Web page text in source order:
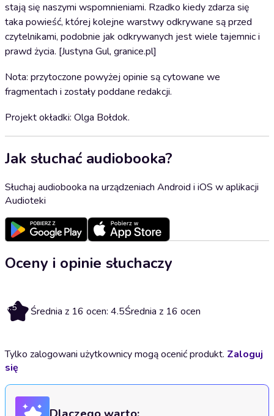
stają się naszymi wspomnieniami. Rzadko kiedy zdarza się
taka powieść, której kolejne warstwy odkrywane są przed
czytelnikami, podobnie jak odkrywanych jest wiele tajemnic i
prawd życia. [Justyna Gul, granice.pl]
Nota: przytoczone powyżej opinie są cytowane we
fragmentach i zostały poddane redakcji.
Projekt okładki: Olga Bołdok.
Jak słuchać audiobooka?
Słuchaj audiobooka na urządzeniach Android i iOS w aplikacji
Audioteki
Oceny i opinie słuchaczy
4.5 Średnia z 16 ocen: 4.5Średnia z 16 ocen
Tylko zalogowani użytkownicy mogą ocenić produkt. Zaloguj
się